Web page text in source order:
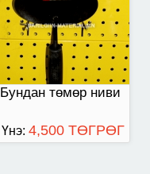
Бундан төмөр ниви
Үнэ: 4,500 ТӨГРӨГ